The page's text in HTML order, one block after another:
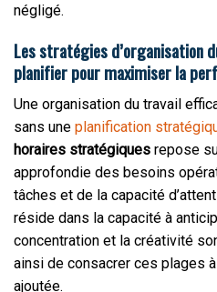
négligé.
Les stratégies d’organisation
planifier pour maximiser la
Une organisation du travail
sans une planification
horaires stratégiques repose
approfondie des besoins
tâches et de la capacité
réside dans la capacité à
concentration et la créativité
ainsi de consacrer ces plages
ajoutée.